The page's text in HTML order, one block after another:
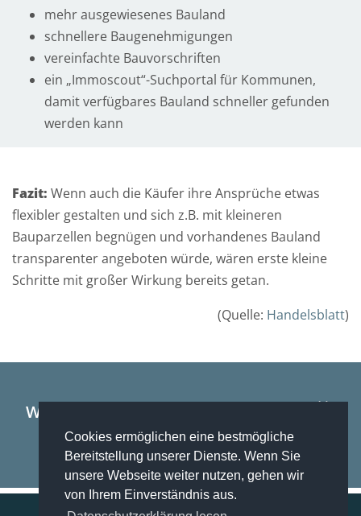
Cookies ermöglichen eine bestmögliche
Bereitstellung unserer Dienste. Wenn Sie
unsere Webseite weiter nutzen, gehen wir
von Ihrem Einverständnis aus.
mehr ausgewiesenes Bauland
schnellere Baugenehmigungen
vereinfachte Bauvorschriften
ein „Immoscout“-Suchportal für Kommunen,
damit verfügbares Bauland schneller gefunden
werden kann
Fazit: Wenn auch die Käufer ihre Ansprüche etwas
flexibler gestalten und sich z.B. mit kleineren
Bauparzellen begnügen und vorhandenes Bauland
transparenter angeboten würde, wären erste kleine
Schritte mit großer Wirkung bereits getan.
(Quelle: Handelsblatt)
Wir tun nicht nur das, was wir können –
wir können auch das, was wir tun.
p
e
i
c
h
m